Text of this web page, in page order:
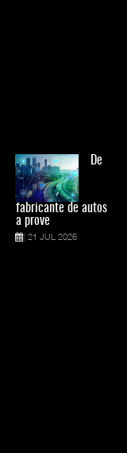
De
fabricante de autos
a prove
21 JUL 2026